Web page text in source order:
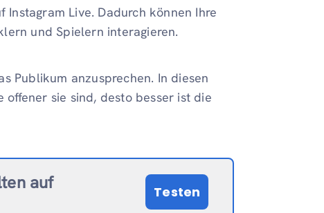
Live. Dadurch können Ihre
und Spielern interagieren.
Publikum anzusprechen. In diesen
sie sind, desto besser ist die
auf
Testen